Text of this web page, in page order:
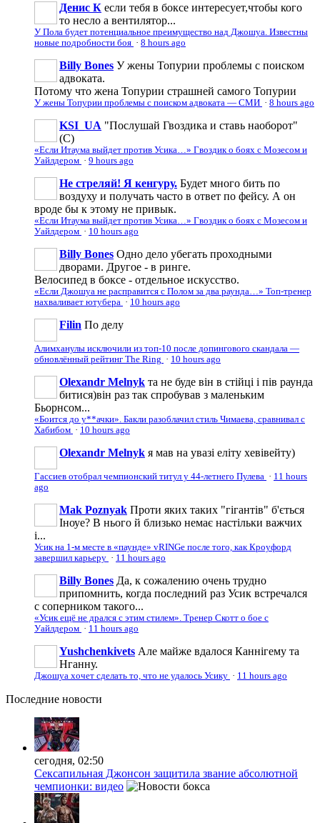
Денис К если тебя в боксе интересует,чтобы кого
то несло а вентилятор...
У Пола будет потенциальное преимущество над Джошуа. Известны
новые подробности боя · 8 hours ago
Billy Bones У жены Топурии проблемы с поиском
адвоката.
Потому что жена Топурии страшней самого Топурии
У жены Топурии проблемы с поиском адвоката — СМИ · 8 hours ago
KSI_UA "Послушай Гвоздика и ставь наоборот"
(С)
«Если Итаума выйдет против Усика…» Гвоздик о боях с Мозесом и
Уайлдером · 9 hours ago
Не стреляй! Я кенгуру. Будет много бить по
воздуху и получать часто в ответ по фейсу. А он
вроде бы к этому не привык.
«Если Итаума выйдет против Усика…» Гвоздик о боях с Мозесом и
Уайлдером · 10 hours ago
Billy Bones Одно дело убегать проходными
дворами. Другое - в ринге.
Велосипед в боксе - отдельное искусство.
«Если Джошуа не расправится с Полом за два раунда…» Топ-тренер
нахваливает ютубера · 10 hours ago
Filin По делу
Алимханулы исключили из топ-10 после допингового скандала —
обновлённый рейтинг The Ring · 10 hours ago
Olexandr Melnyk та не буде він в стійці і пів раунда
битися)він раз так спробував з маленьким
Бьорнсом...
«Боится до у**ачки». Бакли разоблачил стиль Чимаева, сравнивал с
Хабибом · 10 hours ago
Olexandr Melnyk я мав на увазі еліту хевівейту)
Гассиев отобрал чемпионский титул у 44-летнего Пулева · 11 hours
ago
Mak Poznyak Проти яких таких "гігантів" б'ється
Іноуе? В нього й близько немає настільки важчих
і...
Усик на 1-м месте в «паунде» vRINGe после того, как Кроуфорд
завершил карьеру · 11 hours ago
Billy Bones Да, к сожалению очень трудно
припомнить, когда последний раз Усик встречался
с соперником такого...
«Усик ещё не дрался с этим стилем». Тренер Скотт о бое с
Уайлдером · 11 hours ago
Yushchenkivets Але майже вдалося Каннігему та
Нганну.
Джошуа хочет сделать то, что не удалось Усику · 11 hours ago
Последние новости
сегодня, 02:50
Сексапильная Джонсон защитила звание абсолютной
чемпионки: видео